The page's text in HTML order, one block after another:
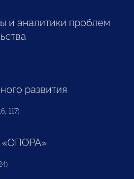
и аналитики проблем
развития
117)
«ОПОРА»